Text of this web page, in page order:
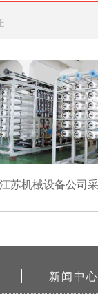
新闻中心